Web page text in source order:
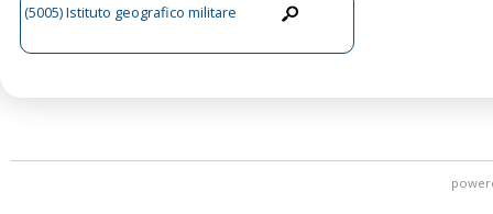
(5005) Istituto geografico militare